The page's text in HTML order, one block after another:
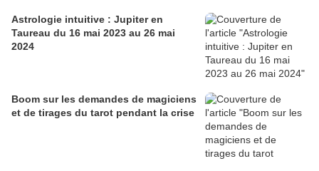
Astrologie intuitive : Jupiter en
Taureau du 16 mai 2023 au 26 mai
2024
Boom sur les demandes de magiciens
et de tirages du tarot pendant la crise